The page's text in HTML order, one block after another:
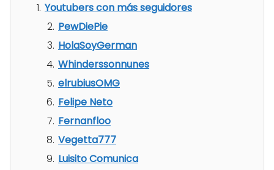
Youtubers con más seguidores
PewDiePie
HolaSoyGerman
Whinderssonnunes
elrubiusOMG
Felipe Neto
Fernanfloo
Vegetta777
Luisito Comunica